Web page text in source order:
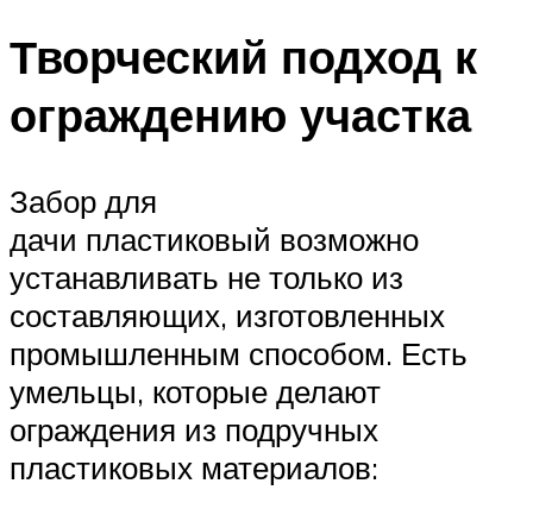
Творческий подход к
ограждению участка
Забор для
дачи пластиковый возможно
устанавливать не только из
составляющих, изготовленных
промышленным способом. Есть
умельцы, которые делают
ограждения из подручных
пластиковых материалов: